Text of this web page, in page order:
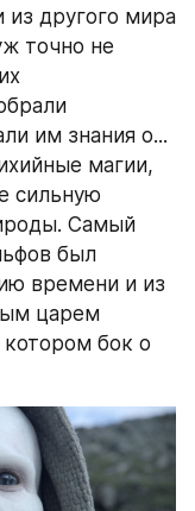
из другого мира
точно не
им знания о...
магии,
сильную
Самый
был
времени и из
царем
бок о